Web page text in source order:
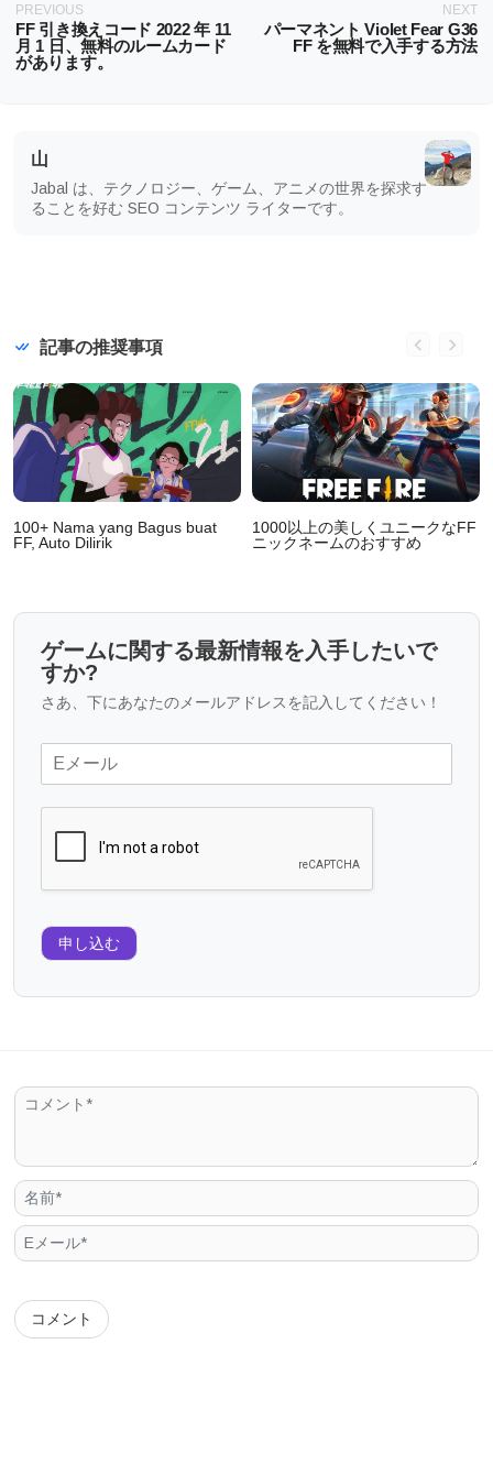
PREVIOUS
FF 引き換えコード 2022 年 11
月 1 日、無料のルームカード
があります。
NEXT
パーマネント Violet Fear G36
FF を無料で入手する方法
山
Jabal は、テクノロジー、ゲーム、アニメの世界を探求す
ることを好む SEO コンテンツ ライターです。
記事の推奨事項
100+ Nama yang Bagus buat
FF, Auto Dilirik
1000以上の美しくユニークなFF
ニックネームのおすすめ
ゲームに関する最新情報を入手したいで
すか?
さあ、下にあなたのメールアドレスを記入してください！
申し込む